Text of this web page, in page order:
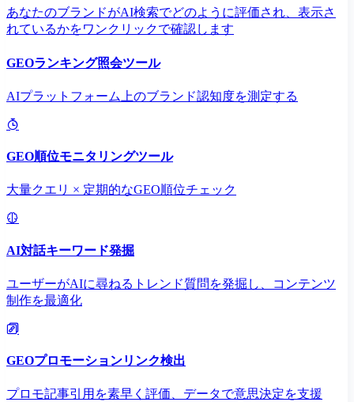
あなたのブランドがAI検索でどのように評価され、表示さ
れているかをワンクリックで確認します
GEOランキング照会ツール
AIプラットフォーム上のブランド認知度を測定する
GEO順位モニタリングツール
大量クエリ × 定期的なGEO順位チェック
AI対話キーワード発掘
ユーザーがAIに尋ねるトレンド質問を発掘し、コンテンツ
制作を最適化
GEOプロモーションリンク検出
プロモ記事引用を素早く評価、データで意思決定を支援